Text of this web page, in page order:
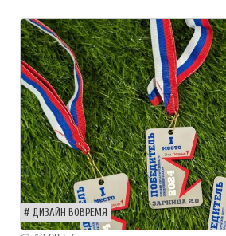
ДИЗАЙН ВОВРЕМЯ